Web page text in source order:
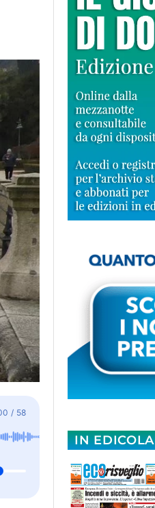
/ 58
IN EDICOLA